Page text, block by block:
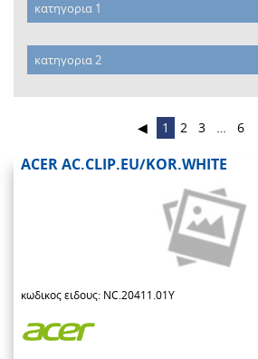
◀ 1 2 3 … 6
ACER AC.CLIP.EU/KOR.WHITE
κωδικος ειδους: NC.20411.01Y